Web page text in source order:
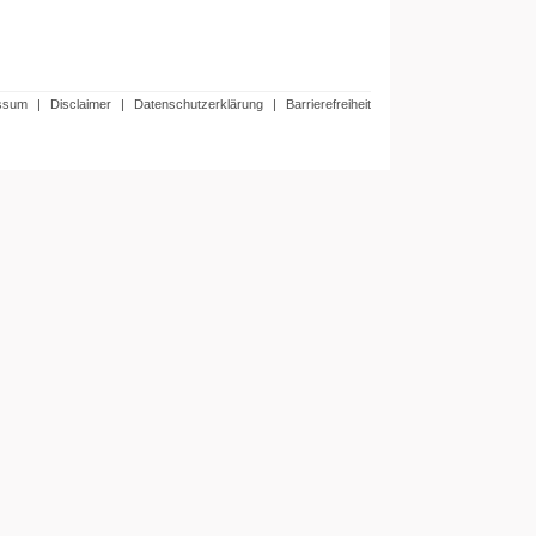
| Disclaimer | Datenschutzerklärung | Barrierefreiheit